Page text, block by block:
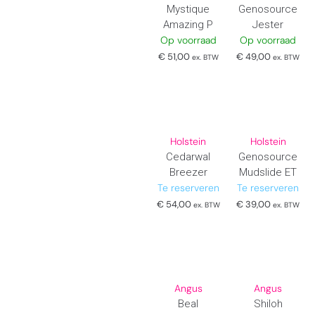
Mystique
Amazing P
Op voorraad
€51,00 ex. BTW
Genosource
Jester
Op voorraad
€49,00 ex. BTW
Holstein
Cedarwal
Breezer
Te reserveren
€54,00 ex. BTW
Holstein
Genosource
Mudslide ET
Te reserveren
€39,00 ex. BTW
Angus
Beal
Angus
Shiloh